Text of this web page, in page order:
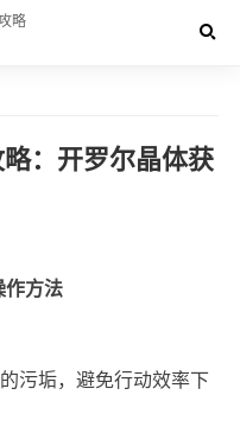
略：开罗尔晶体获
作方法
污垢，避免行动效率下